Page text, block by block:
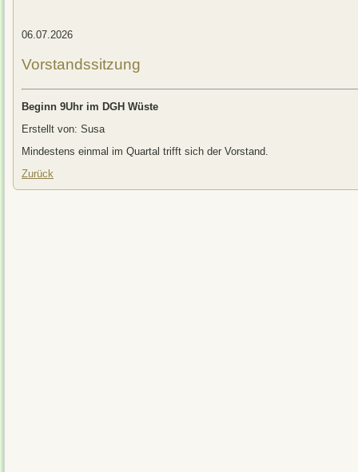
06.07.2026
Vorstandssitzung
Beginn 9Uhr im DGH Wüste
Erstellt von: Susa
Mindestens einmal im Quartal trifft sich der Vorstand.
Zurück